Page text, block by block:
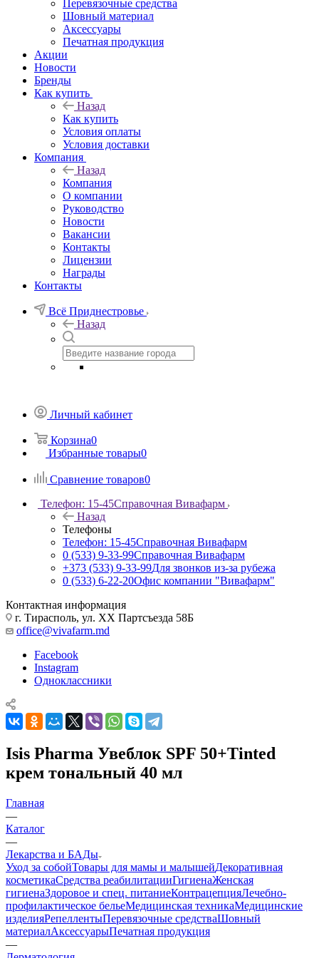
Перевязочные средства
Шовный материал
Аксессуары
Печатная продукция
Акции
Новости
Бренды
Как купить
Назад
Как купить
Условия оплаты
Условия доставки
Компания
Назад
Компания
О компании
Руководство
Новости
Вакансии
Контакты
Лицензии
Награды
Контакты
Всё Приднестровье
Назад
Личный кабинет
Корзина0
Избранные товары0
Сравнение товаров0
Телефон: 15-45Справочная Вивафарм
Назад
Телефоны
Телефон: 15-45Справочная Вивафарм
0 (533) 9-33-99Справочная Вивафарм
+373 (533) 9-33-99Для звонков из-за рубежа
0 (533) 6-22-20Офис компании "Вивафарм"
Контактная информация
г. Тирасполь, ул. ХХ Партсъезда 58Б
office@vivafarm.md
Facebook
Instagram
Одноклассники
Isis Pharma Увеблок SPF 50+Tinted
крем тональный 40 мл
Главная
—
Каталог
—
Лекарства и БАДы
Уход за собойТовары для мамы и малышейДекоративная
косметикаСредства реабилитацииГигиенаЖенская
гигиенаЗдоровое и спец. питаниеКонтрацепцияЛечебно-
профилактическое бельеМедицинская техникаМедицинские
изделияРепеллентыПеревязочные средстваШовный
материалАксессуарыПечатная продукция
—